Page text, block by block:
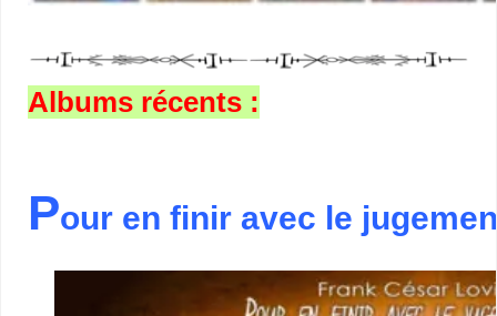
Albums récents :
Pour en finir avec le